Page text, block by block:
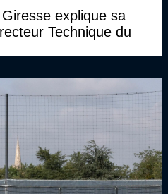
explique sa
Technique du